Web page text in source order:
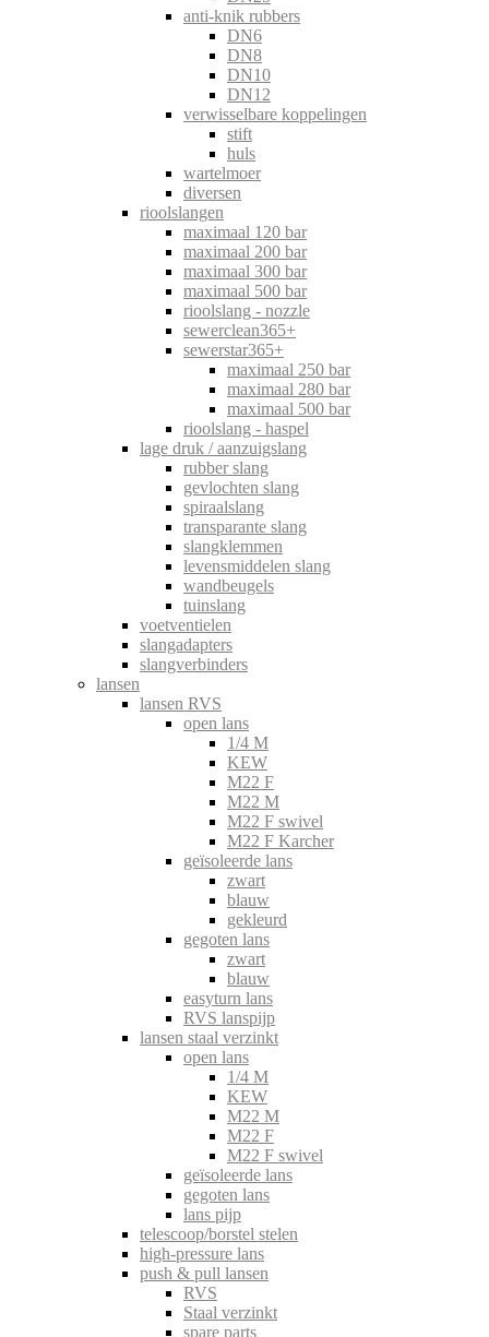
anti-knik rubbers
DN6
DN8
DN10
DN12
verwisselbare koppelingen
stift
huls
wartelmoer
diversen
rioolslangen
maximaal 120 bar
maximaal 200 bar
maximaal 300 bar
maximaal 500 bar
rioolslang - nozzle
sewerclean365+
sewerstar365+
maximaal 250 bar
maximaal 280 bar
maximaal 500 bar
rioolslang - haspel
lage druk / aanzuigslang
rubber slang
gevlochten slang
spiraalslang
transparante slang
slangklemmen
levensmiddelen slang
wandbeugels
tuinslang
voetventielen
slangadapters
slangverbinders
lansen
lansen RVS
open lans
1/4 M
KEW
M22 F
M22 M
M22 F swivel
M22 F Karcher
geïsoleerde lans
zwart
blauw
gekleurd
gegoten lans
zwart
blauw
easyturn lans
RVS lanspijp
lansen staal verzinkt
open lans
1/4 M
KEW
M22 M
M22 F
M22 F swivel
geïsoleerde lans
gegoten lans
lans pijp
telescoop/borstel stelen
high-pressure lans
push & pull lansen
RVS
Staal verzinkt
spare parts